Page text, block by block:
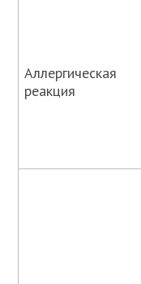
Аллергическая
реакция